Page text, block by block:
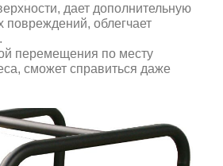
дает дополнительную
повреждений, облегчает
перемещения по месту
сможет справиться даже